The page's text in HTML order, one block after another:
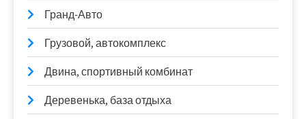
Гранд-Авто
Грузовой, автокомплекс
Двина, спортивный комбинат
Деревенька, база отдыха